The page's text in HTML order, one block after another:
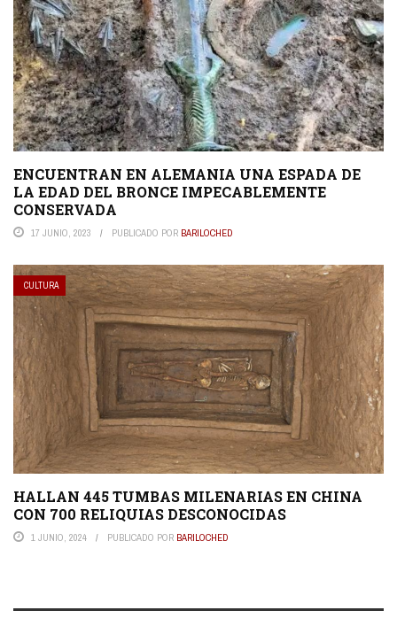
ENCUENTRAN EN ALEMANIA UNA ESPADA DE
LA EDAD DEL BRONCE IMPECABLEMENTE
CONSERVADA
17 JUNIO, 2023 PUBLICADO POR BARILOCHED
CULTURA
HALLAN 445 TUMBAS MILENARIAS EN CHINA
CON 700 RELIQUIAS DESCONOCIDAS
1 JUNIO, 2024 PUBLICADO POR BARILOCHED